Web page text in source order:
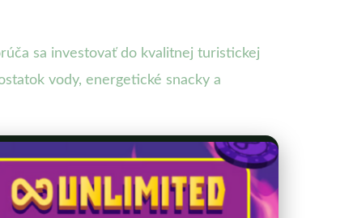
sa investovať do kvalitnej turistickej
vody, energetické snacky a